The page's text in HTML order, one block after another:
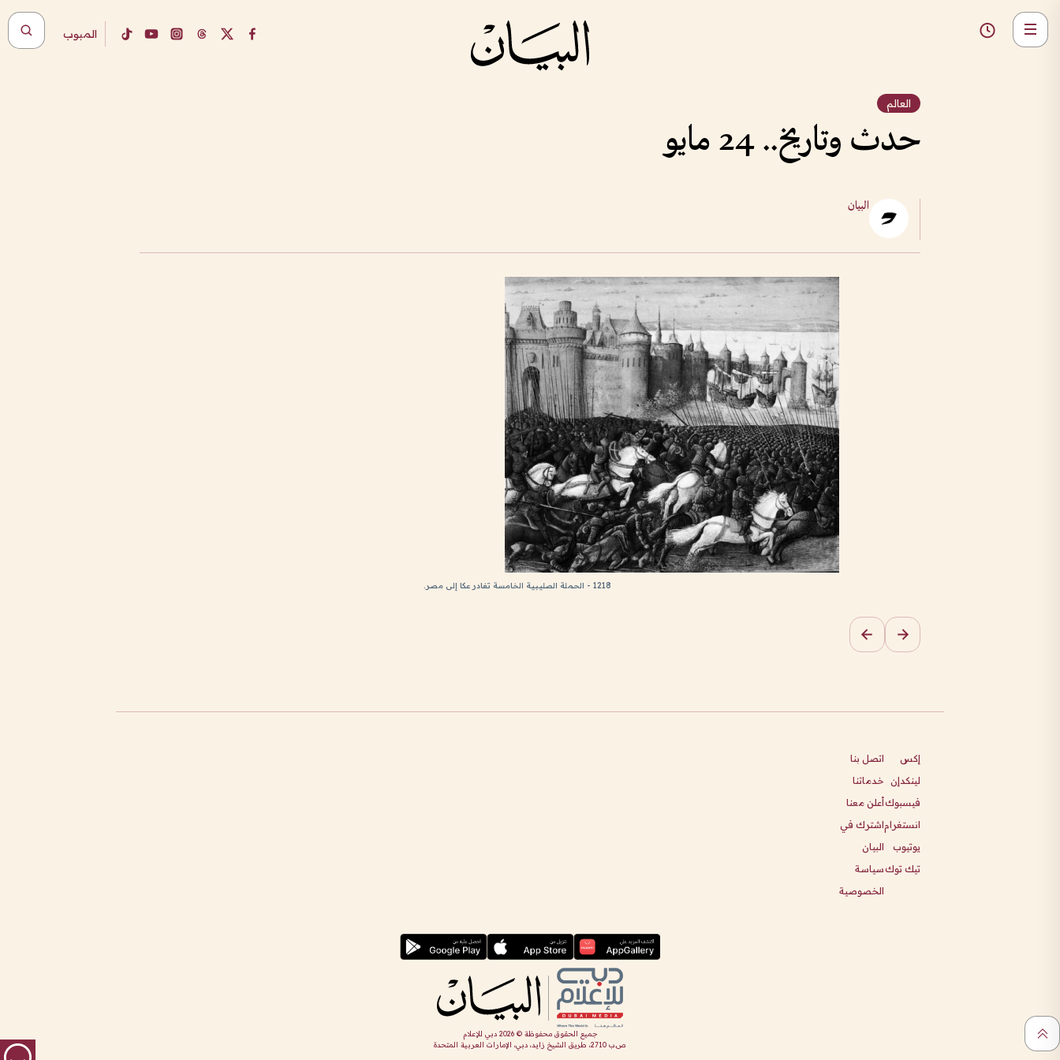
المبوب
العالم
حدث وتاريخ.. 24 مايو
البيان
1218 - الحملة الصليبية الخامسة تغادر عكا إلى مصر.
إكس
لينكدإن
فيسبوك
انستغرام
يوتيوب
تيك توك
اتصل بنا
خدماتنا
أعلن معنا
اشترك في
البيان
سياسة
الخصوصية
جميع الحقوق محفوظة ©2026 دبي للإعلام
ص.ب 2710، طريق الشيخ زايد، دبي، الإمارات العربية المتحدة